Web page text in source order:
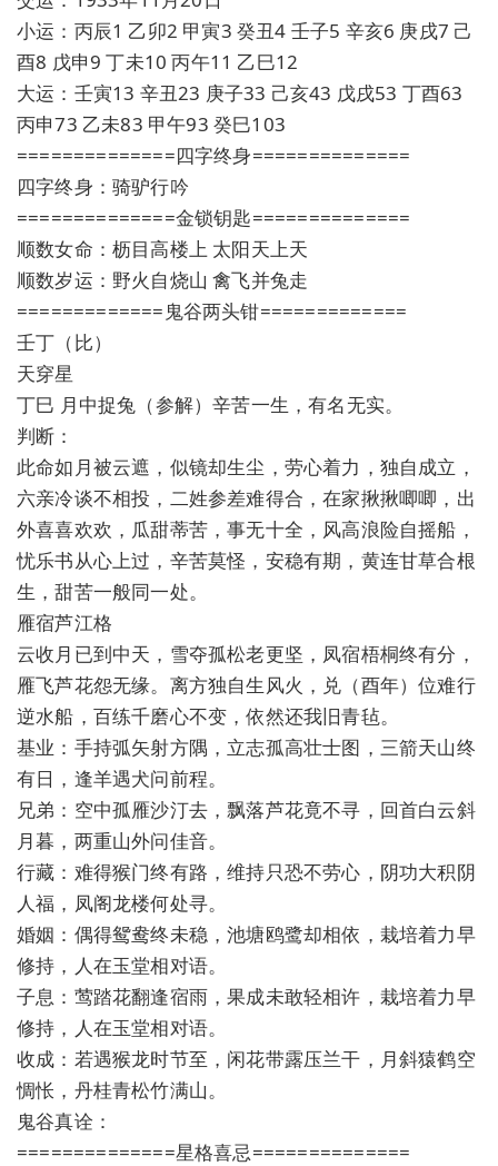
小运：丙辰1 乙卯2 甲寅3 癸丑4 壬子5 辛亥6 庚戌7 己
酉8 戊申9 丁未10 丙午11 乙巳12
大运：壬寅13 辛丑23 庚子33 己亥43 戊戌53 丁酉63
丙申73 乙未83 甲午93 癸巳103
==============四字终身==============
四字终身：骑驴行吟
==============金锁钥匙==============
顺数女命：枥目高楼上 太阳天上天
顺数岁运：野火自烧山 禽飞并兔走
=============鬼谷两头钳=============
壬丁（比）
天穿星
丁巳 月中捉兔（参解）辛苦一生，有名无实。
判断：
此命如月被云遮，似镜却生尘，劳心着力，独自成立，
六亲冷谈不相投，二姓参差难得合，在家揪揪唧唧，出
外喜喜欢欢，瓜甜蒂苦，事无十全，风高浪险自摇船，
忧乐书从心上过，辛苦莫怪，安稳有期，黄连甘草合根
生，甜苦一般同一处。
雁宿芦江格
云收月已到中天，雪夺孤松老更坚，凤宿梧桐终有分，
雁飞芦花怨无缘。离方独自生风火，兑（酉年）位难行
逆水船，百练千磨心不变，依然还我旧青毡。
基业：手持弧矢射方隅，立志孤高壮士图，三箭天山终
有日，逢羊遇犬问前程。
兄弟：空中孤雁沙汀去，飘落芦花竟不寻，回首白云斜
月暮，两重山外问佳音。
行藏：难得猴门终有路，维持只恐不劳心，阴功大积阴
人福，凤阁龙楼何处寻。
婚姻：偶得鸳鸯终未稳，池塘鸥鹭却相依，栽培着力早
修持，人在玉堂相对语。
子息：莺踏花翻逢宿雨，果成未敢轻相许，栽培着力早
修持，人在玉堂相对语。
收成：若遇猴龙时节至，闲花带露压兰干，月斜猿鹤空
惆怅，丹桂青松竹满山。
鬼谷真诠：
==============星格喜忌==============